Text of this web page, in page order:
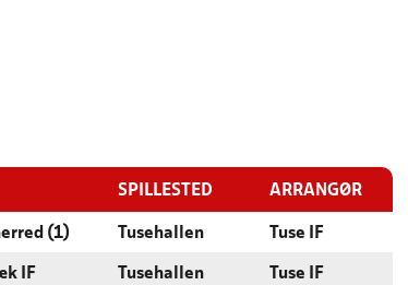
SPILLESTED ARRANGØR
(1) Tusehallen Tuse IF
IF Tusehallen Tuse IF